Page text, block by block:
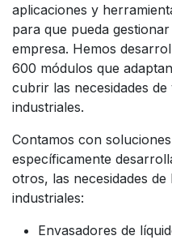
aplicaciones y
para que pueda
empresa. Hemos
600 módulos que
cubrir las necesidades
industriales.
Contamos con
específicamente
otros, las necesidades
industriales:
Envasadores de